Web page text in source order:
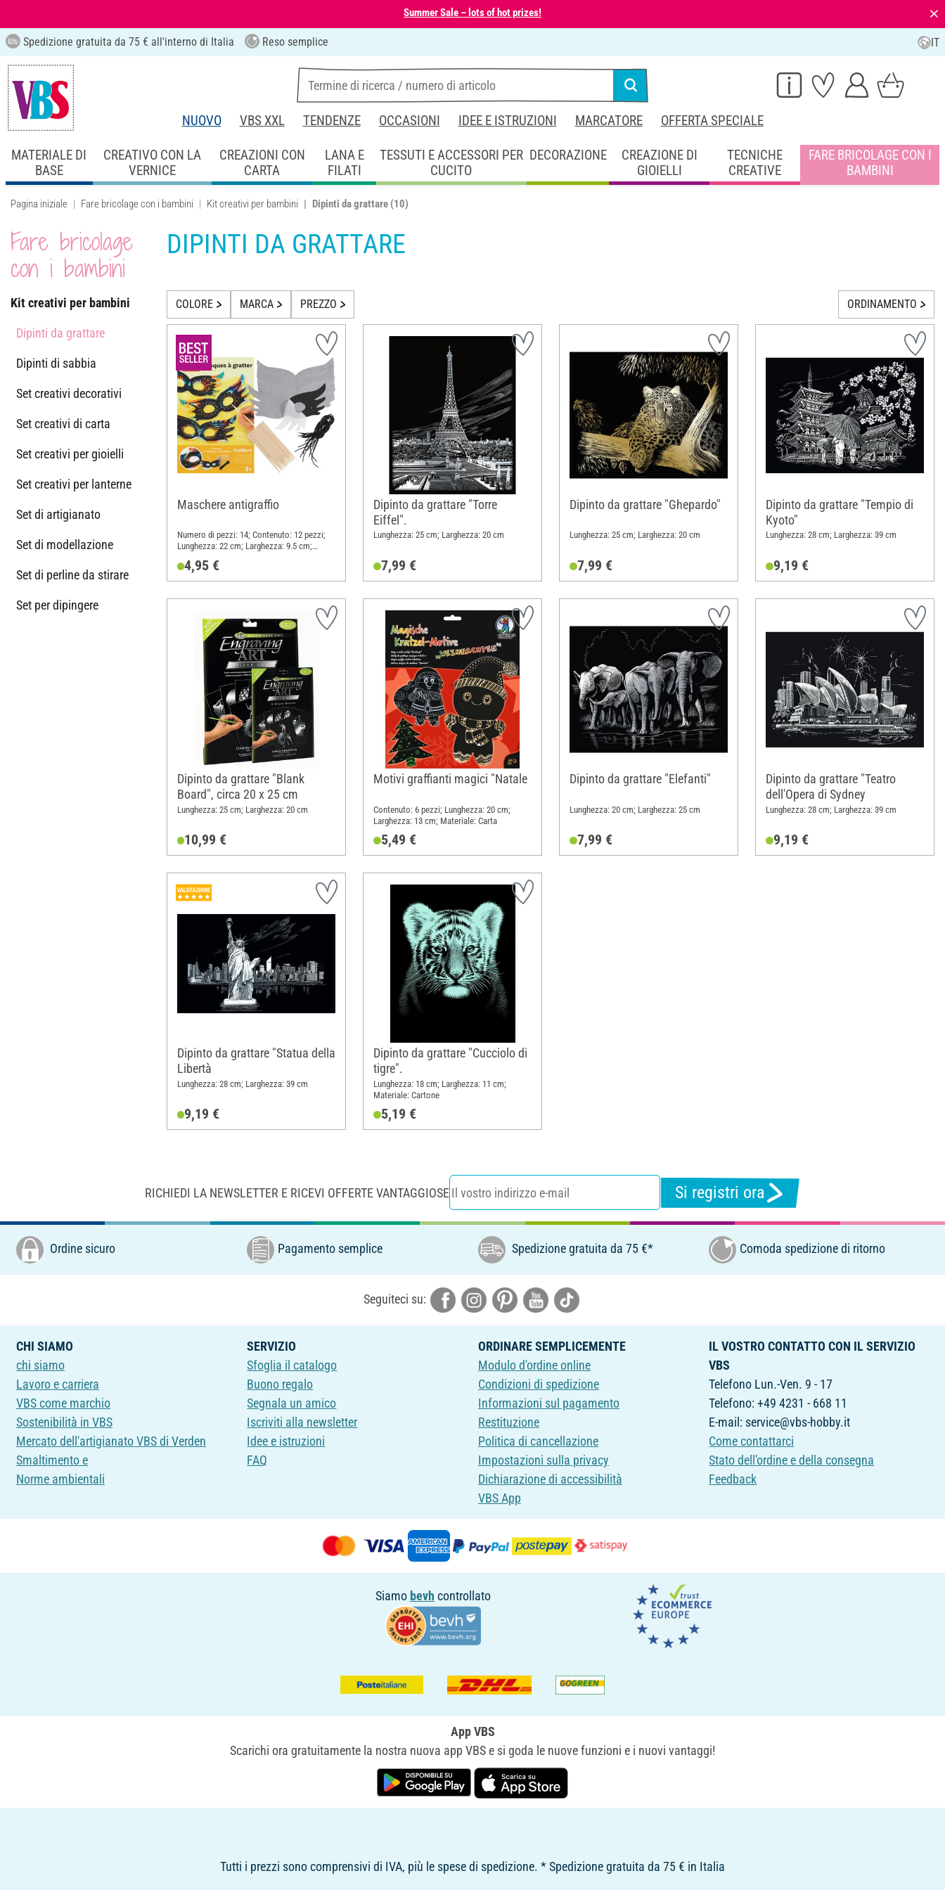
Summer Sale – lots of hot prizes! ⨯
Spedizione gratuita da 75 € all'interno di Italia Reso semplice IT
NUOVO VBS XXL TENDENZE OCCASIONI IDEE E ISTRUZIONI MARCATORE OFFERTA SPECIALE
MATERIALE DI
BASE
CREATIVO CON LA
VERNICE
CREAZIONI CON
CARTA
LANA E
FILATI
TESSUTI E ACCESSORI PER
CUCITO
DECORAZIONE
CREAZIONE DI
GIOIELLI
TECNICHE
CREATIVE
FARE BRICOLAGE CON I
BAMBINI
Pagina iniziale Fare bricolage con i bambini Kit creativi per bambini Dipinti da grattare (10)
Fare bricolage
con i bambini
Kit creativi per bambini
Dipinti da grattare
Dipinti di sabbia
Set creativi decorativi
Set creativi di carta
Set creativi per gioielli
Set creativi per lanterne
Set di artigianato
Set di modellazione
Set di perline da stirare
Set per dipingere
DIPINTI DA GRATTARE
COLORE MARCA PREZZO ORDINAMENTO
Maschere antigraffio
Numero di pezzi: 14; Contenuto: 12 pezzi;
Lunghezza: 22 cm; Larghezza: 9.5 cm;
4,95 €
Dipinto da grattare "Torre
Eiffel".
Lunghezza: 25 cm; Larghezza: 20 cm
7,99 €
Dipinto da grattare "Ghepardo"
Lunghezza: 25 cm; Larghezza: 20 cm
7,99 €
Dipinto da grattare "Tempio di
Kyoto"
Lunghezza: 28 cm; Larghezza: 39 cm
9,19 €
Dipinto da grattare "Blank
Board", circa 20 x 25 cm
Lunghezza: 25 cm; Larghezza: 20 cm
10,99 €
Motivi graffianti magici "Natale
Contenuto: 6 pezzi; Lunghezza: 20 cm;
Larghezza: 13 cm; Materiale: Carta
5,49 €
Dipinto da grattare "Elefanti"
Lunghezza: 20 cm; Larghezza: 25 cm
7,99 €
Dipinto da grattare "Teatro
dell'Opera di Sydney
Lunghezza: 28 cm; Larghezza: 39 cm
9,19 €
Dipinto da grattare "Statua della
Libertà
Lunghezza: 28 cm; Larghezza: 39 cm
9,19 €
Dipinto da grattare "Cucciolo di
tigre".
Lunghezza: 18 cm; Larghezza: 11 cm;
Materiale: Cartone
5,19 €
RICHIEDI LA NEWSLETTER E RICEVI OFFERTE VANTAGGIOSE Si registri ora
Ordine sicuro Pagamento semplice Spedizione gratuita da 75 €* Comoda spedizione di ritorno
Seguiteci su:
CHI SIAMO
chi siamo
Lavoro e carriera
VBS come marchio
Sostenibilità in VBS
Mercato dell'artigianato VBS di Verden
Smaltimento e
Norme ambientali
SERVIZIO
Sfoglia il catalogo
Buono regalo
Segnala un amico
Iscriviti alla newsletter
Idee e istruzioni
FAQ
ORDINARE SEMPLICEMENTE
Modulo d'ordine online
Condizioni di spedizione
Informazioni sul pagamento
Restituzione
Politica di cancellazione
Impostazioni sulla privacy
Dichiarazione di accessibilità
VBS App
IL VOSTRO CONTATTO CON IL SERVIZIO
VBS
Telefono Lun.-Ven. 9 - 17
Telefono: +49 4231 - 668 11
E-mail: service@vbs-hobby.it
Come contattarci
Stato dell'ordine e della consegna
Feedback
Siamo bevh controllato
App VBS
Scarichi ora gratuitamente la nostra nuova app VBS e si goda le nuove funzioni e i nuovi vantaggi!
Tutti i prezzi sono comprensivi di IVA, più le spese di spedizione. * Spedizione gratuita da 75 € in Italia